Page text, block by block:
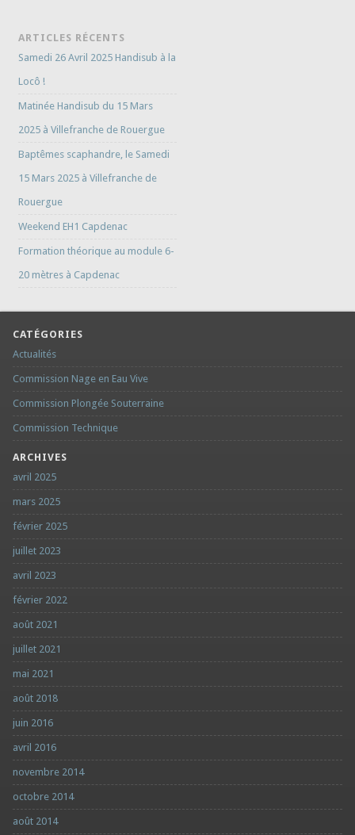
ARTICLES RÉCENTS
Samedi 26 Avril 2025 Handisub à la
Locô !
Matinée Handisub du 15 Mars
2025 à Villefranche de Rouergue
Baptêmes scaphandre, le Samedi
15 Mars 2025 à Villefranche de
Rouergue
Weekend EH1 Capdenac
Formation théorique au module 6-
20 mètres à Capdenac
CATÉGORIES
Actualités
Commission Nage en Eau Vive
Commission Plongée Souterraine
Commission Technique
ARCHIVES
avril 2025
mars 2025
février 2025
juillet 2023
avril 2023
février 2022
août 2021
juillet 2021
mai 2021
août 2018
juin 2016
avril 2016
novembre 2014
octobre 2014
août 2014